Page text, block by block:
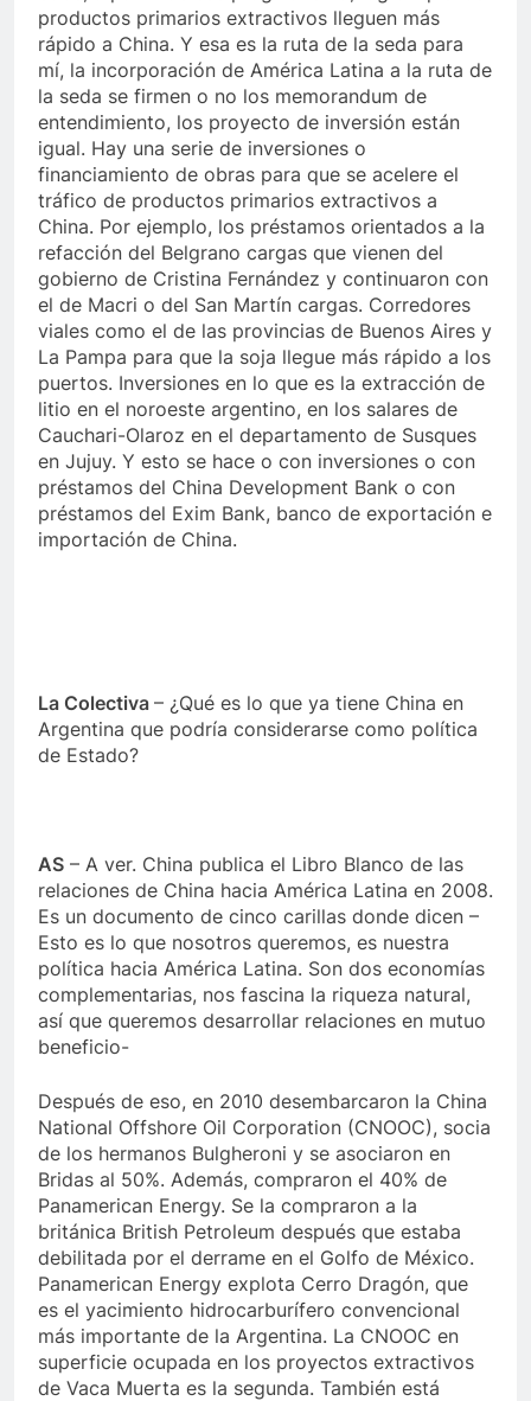
productos primarios extractivos lleguen más
rápido a China. Y esa es la ruta de la seda para
mí, la incorporación de América Latina a la ruta de
la seda se firmen o no los memorandum de
entendimiento, los proyecto de inversión están
igual. Hay una serie de inversiones o
financiamiento de obras para que se acelere el
tráfico de productos primarios extractivos a
China. Por ejemplo, los préstamos orientados a la
refacción del Belgrano cargas que vienen del
gobierno de Cristina Fernández y continuaron con
el de Macri o del San Martín cargas. Corredores
viales como el de las provincias de Buenos Aires y
La Pampa para que la soja llegue más rápido a los
puertos. Inversiones en lo que es la extracción de
litio en el noroeste argentino, en los salares de
Cauchari-Olaroz en el departamento de Susques
en Jujuy. Y esto se hace o con inversiones o con
préstamos del China Development Bank o con
préstamos del Exim Bank, banco de exportación e
importación de China.
La Colectiva – ¿Qué es lo que ya tiene China en
Argentina que podría considerarse como política
de Estado?
AS – A ver. China publica el Libro Blanco de las
relaciones de China hacia América Latina en 2008.
Es un documento de cinco carillas donde dicen –
Esto es lo que nosotros queremos, es nuestra
política hacia América Latina. Son dos economías
complementarias, nos fascina la riqueza natural,
así que queremos desarrollar relaciones en mutuo
beneficio-
Después de eso, en 2010 desembarcaron la China
National Offshore Oil Corporation (CNOOC), socia
de los hermanos Bulgheroni y se asociaron en
Bridas al 50%. Además, compraron el 40% de
Panamerican Energy. Se la compraron a la
británica British Petroleum después que estaba
debilitada por el derrame en el Golfo de México.
Panamerican Energy explota Cerro Dragón, que
es el yacimiento hidrocarburífero convencional
más importante de la Argentina. La CNOOC en
superficie ocupada en los proyectos extractivos
de Vaca Muerta es la segunda. También está